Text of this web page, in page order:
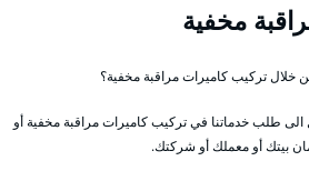
مخفية
خلال تركيب كاميرات مراقبة مخفية؟
الى طلب خدماتنا في تركيب كاميرات مراقبة مخفية أو
بيتك أو معملك أو شركتك.